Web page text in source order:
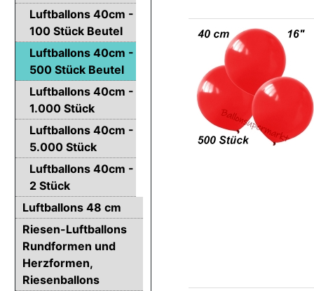
Luftballons 40cm -
100 Stück Beutel
Luftballons 40cm -
500 Stück Beutel
Luftballons 40cm -
1.000 Stück
Luftballons 40cm -
5.000 Stück
Luftballons 40cm -
2 Stück
Luftballons 48 cm
Riesen-Luftballons
Rundformen und
Herzformen,
Riesenballons